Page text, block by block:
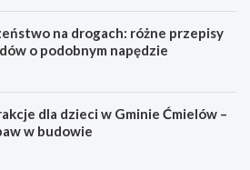
na drogach: różne przepisy
o podobnym napędzie
dla dzieci w Gminie Ćmielów –
w budowie